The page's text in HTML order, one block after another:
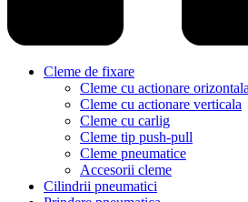
Cleme de fixare
Cleme cu actionare orizontala
Cleme cu actionare verticala
Cleme cu carlig
Cleme tip push-pull
Cleme pneumatice
Accesorii cleme
Cilindrii pneumatici